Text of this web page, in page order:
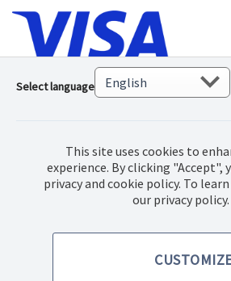
© 2022 Norwex Baltic SIA, Visos teisės
Select language
This site uses cookies to
experience. By clicking "Accept",
privacy and cookie policy. To
our privacy policy.